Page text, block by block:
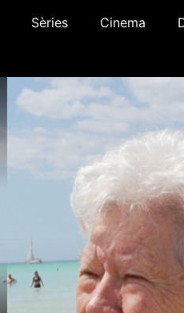
Sèries Cinema